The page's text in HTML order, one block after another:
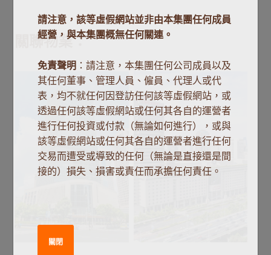
關聯物業：
請注意，該等虛假網站並非由本集團任何成員
經營，與本集團概無任何關連。
免責聲明 ：請注意，本集團任何公司成員以及
其任何董事、管理人員、僱員、代理人或代
表，均不就任何因登訪任何該等虛假網站，或
透過任何該等虛假網站或任何其各自的運營者
進行任何投資或付款（無論如何進行），或與
該等虛假網站或任何其各自的運營者進行任何
交易而遭受或導致的任何（無論是直接還是間
接的）損失、損害或責任而承擔任何責任。
關閉